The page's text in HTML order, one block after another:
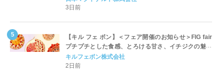
開始
3日前
【キル フェ ボン】＜フェア開催のお知らせ＞FIG fair
プチプチとした食感、とろける甘さ、イチジクの魅力
をたっぷりと。新作を含め、イチジク尽くしの全4種が
登場8月20日（木）スタート
キルフェボン株式会社
2日前